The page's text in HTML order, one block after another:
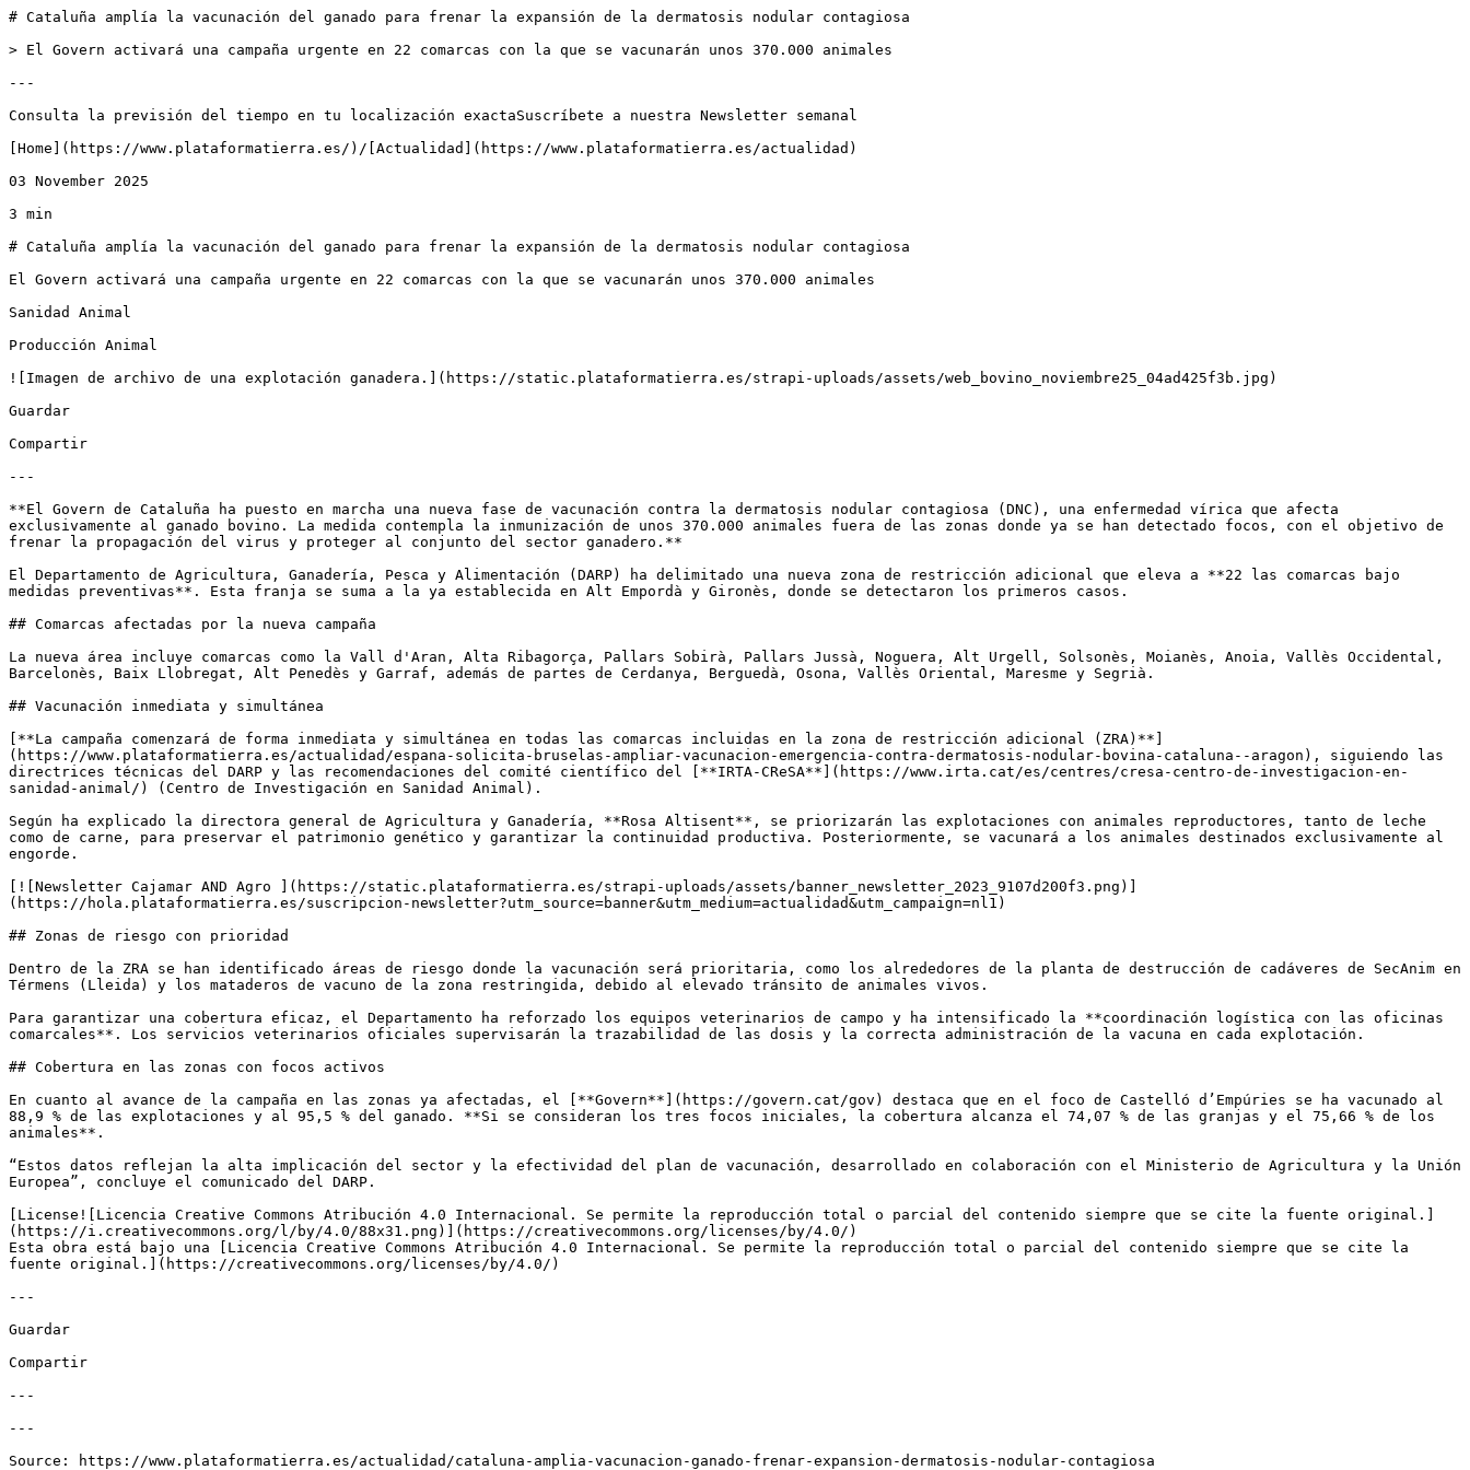
# Cataluña amplía la vacunación del ganado para frenar la expansión de la dermatosis nodular contagiosa
> El Govern activará una campaña urgente en 22 comarcas con la que se vacunarán unos 370.000 animales
---
Consulta la previsión del tiempo en tu localización exactaSuscríbete a nuestra Newsletter semanal
[Home](https://www.plataformatierra.es/)/[Actualidad](https://www.plataformatierra.es/actualidad)
03 November 2025
3 min
# Cataluña amplía la vacunación del ganado para frenar la expansión de la dermatosis nodular contagiosa
El Govern activará una campaña urgente en 22 comarcas con la que se vacunarán unos 370.000 animales
Sanidad Animal
Producción Animal
![Imagen de archivo de una explotación ganadera.](https://static.plataformatierra.es/strapi-uploads/assets/web_bovino_noviembre25_04ad425f3b.jpg)
Guardar
Compartir
---
**El Govern de Cataluña ha puesto en marcha una nueva fase de vacunación contra la dermatosis nodular contagiosa (DNC), una enfermedad vírica que afecta
exclusivamente al ganado bovino. La medida contempla la inmunización de unos 370.000 animales fuera de las zonas donde ya se han detectado focos, con el objetivo de
frenar la propagación del virus y proteger al conjunto del sector ganadero.**
El Departamento de Agricultura, Ganadería, Pesca y Alimentación (DARP) ha delimitado una nueva zona de restricción adicional que eleva a **22 las comarcas bajo
medidas preventivas**. Esta franja se suma a la ya establecida en Alt Empordà y Gironès, donde se detectaron los primeros casos.
## Comarcas afectadas por la nueva campaña
La nueva área incluye comarcas como la Vall d'Aran, Alta Ribagorça, Pallars Sobirà, Pallars Jussà, Noguera, Alt Urgell, Solsonès, Moianès, Anoia, Vallès Occidental,
Barcelonès, Baix Llobregat, Alt Penedès y Garraf, además de partes de Cerdanya, Berguedà, Osona, Vallès Oriental, Maresme y Segrià.
## Vacunación inmediata y simultánea
[**La campaña comenzará de forma inmediata y simultánea en todas las comarcas incluidas en la zona de restricción adicional (ZRA)**]
(https://www.plataformatierra.es/actualidad/espana-solicita-bruselas-ampliar-vacunacion-emergencia-contra-dermatosis-nodular-bovina-cataluna--aragon), siguiendo las
directrices técnicas del DARP y las recomendaciones del comité científico del [**IRTA-CReSA**](https://www.irta.cat/es/centres/cresa-centro-de-investigacion-en-
sanidad-animal/) (Centro de Investigación en Sanidad Animal).
Según ha explicado la directora general de Agricultura y Ganadería, **Rosa Altisent**, se priorizarán las explotaciones con animales reproductores, tanto de leche
como de carne, para preservar el patrimonio genético y garantizar la continuidad productiva. Posteriormente, se vacunará a los animales destinados exclusivamente al
engorde.
[![Newsletter Cajamar AND Agro ](https://static.plataformatierra.es/strapi-uploads/assets/banner_newsletter_2023_9107d200f3.png)]
(https://hola.plataformatierra.es/suscripcion-newsletter?utm_source=banner&utm_medium=actualidad&utm_campaign=nl1)
## Zonas de riesgo con prioridad
Dentro de la ZRA se han identificado áreas de riesgo donde la vacunación será prioritaria, como los alrededores de la planta de destrucción de cadáveres de SecAnim en
Térmens (Lleida) y los mataderos de vacuno de la zona restringida, debido al elevado tránsito de animales vivos.
Para garantizar una cobertura eficaz, el Departamento ha reforzado los equipos veterinarios de campo y ha intensificado la **coordinación logística con las oficinas
comarcales**. Los servicios veterinarios oficiales supervisarán la trazabilidad de las dosis y la correcta administración de la vacuna en cada explotación.
## Cobertura en las zonas con focos activos
En cuanto al avance de la campaña en las zonas ya afectadas, el [**Govern**](https://govern.cat/gov) destaca que en el foco de Castelló d’Empúries se ha vacunado al
88,9 % de las explotaciones y al 95,5 % del ganado. **Si se consideran los tres focos iniciales, la cobertura alcanza el 74,07 % de las granjas y el 75,66 % de los
animales**.
“Estos datos reflejan la alta implicación del sector y la efectividad del plan de vacunación, desarrollado en colaboración con el Ministerio de Agricultura y la Unión
Europea”, concluye el comunicado del DARP.
[License![Licencia Creative Commons Atribución 4.0 Internacional. Se permite la reproducción total o parcial del contenido siempre que se cite la fuente original.]
(https://i.creativecommons.org/l/by/4.0/88x31.png)](https://creativecommons.org/licenses/by/4.0/)
Esta obra está bajo una [Licencia Creative Commons Atribución 4.0 Internacional. Se permite la reproducción total o parcial del contenido siempre que se cite la
fuente original.](https://creativecommons.org/licenses/by/4.0/)
---
Guardar
Compartir
---
---